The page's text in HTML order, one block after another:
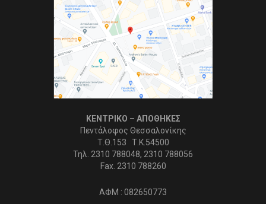
ΚΕΝΤΡΙΚΟ – ΑΠΟΘΗΚΕΣ
Πεντάλοφος Θεσσαλονίκης
Τ.Θ.153 Τ.Κ.54500
Τηλ. 2310 788048, 2310 788056
Fax. 2310 788260
ΑΦΜ : 082650773